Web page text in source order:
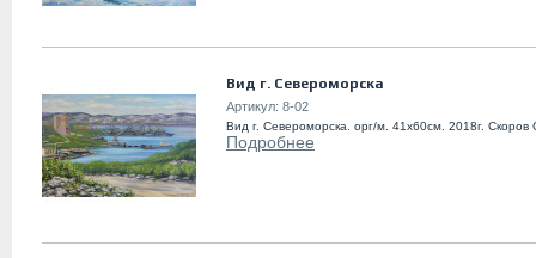
Вид г. Североморска
Артикул: 8-02
Вид г. Североморска. орг/м. 41х60см. 2018г. Скоров
Подробнее